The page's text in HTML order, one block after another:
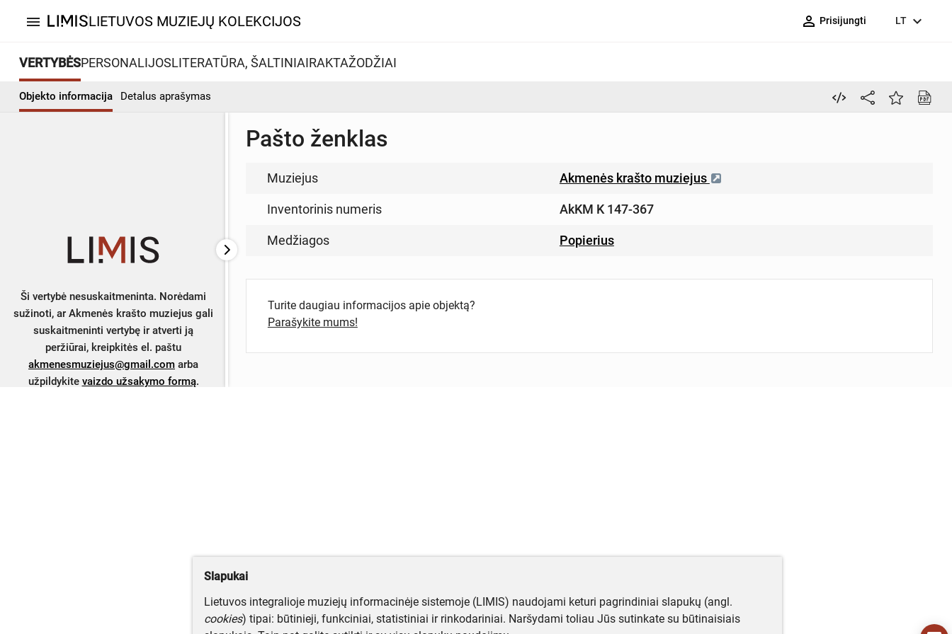
menu LIETUVOS MUZIEJŲ KOLEKCIJOS person_outline Prisijungti LT expand_more
VERTYBĖSPERSONALIJOSLITERATŪRA, ŠALTINIAIRAKTAŽODŽIAI
Objekto informacija Detalus aprašymas
Ši vertybė nesuskaitmeninta. Norėdami
sužinoti, ar Akmenės krašto muziejus gali
suskaitmeninti vertybę ir atverti ją
peržiūrai, kreipkitės el. paštu
akmenesmuziejus@gmail.com arba
užpildykite vaizdo užsakymo formą.
Pašto ženklas
Muziejus Akmenės krašto muziejus
Inventorinis numeris AkKM K 147-367
Medžiagos Popierius
Turite daugiau informacijos apie objektą?
Parašykite mums!
Slapukai
Lietuvos integralioje muziejų informacinėje sistemoje (LIMIS) naudojami keturi pagrindiniai slapukų (angl.
cookies) tipai: būtinieji, funkciniai, statistiniai ir rinkodariniai. Naršydami toliau Jūs sutinkate su būtinaisiais